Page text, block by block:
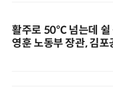
활주로 50℃ 넘는데
영훈 노동부 장관, 김포